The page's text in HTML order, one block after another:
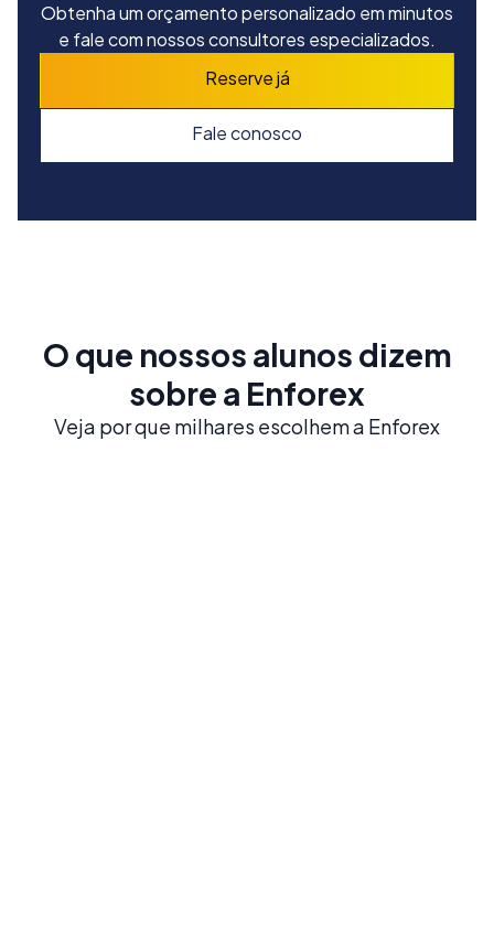
Obtenha um orçamento personalizado em minutos
e fale com nossos consultores especializados.
Reserve já
Fale conosco
O que nossos alunos dizem
sobre a Enforex
Veja por que milhares escolhem a Enforex